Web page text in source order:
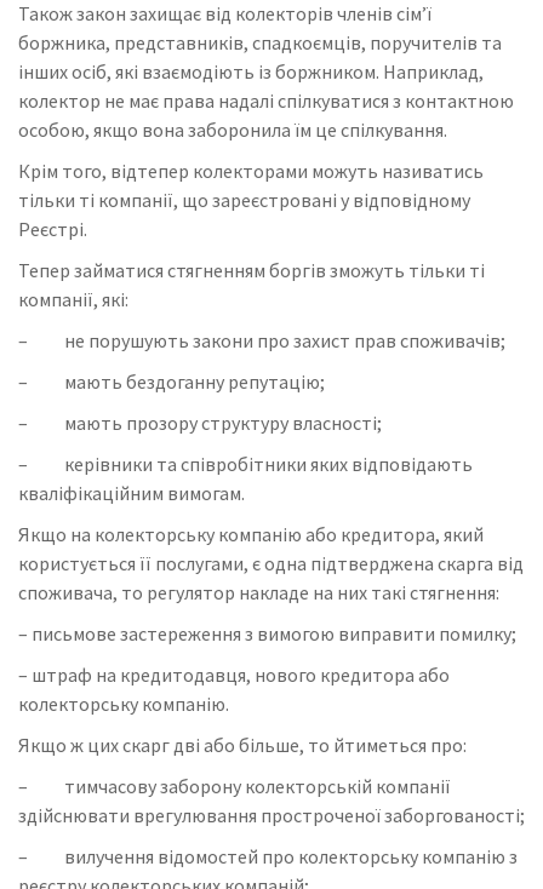
Також закон захищає від колекторів членів сім’ї
боржника, представників, спадкоємців, поручителів та
інших осіб, які взаємодіють із боржником. Наприклад,
колектор не має права надалі спілкуватися з контактною
особою, якщо вона заборонила їм це спілкування.
Крім того, відтепер колекторами можуть називатись
тільки ті компанії, що зареєстровані у відповідному
Реєстрі.
Тепер займатися стягненням боргів зможуть тільки ті
компанії, які:
– не порушують закони про захист прав споживачів;
– мають бездоганну репутацію;
– мають прозору структуру власності;
– керівники та співробітники яких відповідають
кваліфікаційним вимогам.
Якщо на колекторську компанію або кредитора, який
користується її послугами, є одна підтверджена скарга від
споживача, то регулятор накладе на них такі стягнення:
– письмове застереження з вимогою виправити помилку;
– штраф на кредитодавця, нового кредитора або
колекторську компанію.
Якщо ж цих скарг дві або більше, то йтиметься про:
– тимчасову заборону колекторській компанії
здійснювати врегулювання простроченої заборгованості;
– вилучення відомостей про колекторську компанію з